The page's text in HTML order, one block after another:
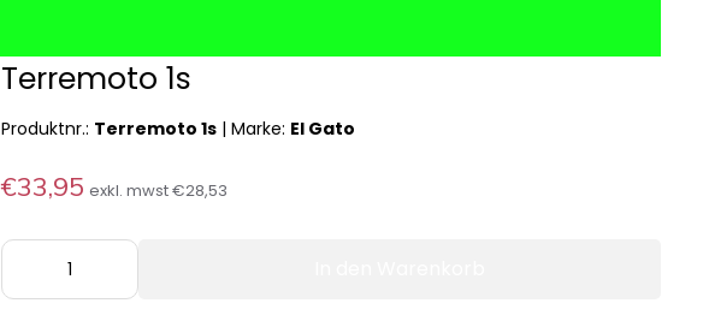
Terremoto 1s
Produktnr.: Terremoto 1s |Marke: El Gato
€33,95 exkl. mwst€28,53